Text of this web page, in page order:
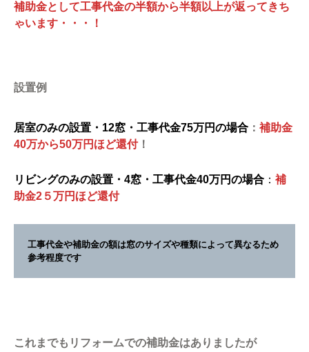
補助金として工事代金の半額から半額以上が返ってきち
ゃいます・・・！
設置例
居室のみの設置・12窓・工事代金75万円の場合 ： 補助金
40万から50万円ほど還付！
リビングのみの設置・4窓・工事代金40万円の場合 ： 補
助金2５万円ほど還付
工事代金や補助金の額は窓のサイズや種類によって異なるため
参考程度です
これまでもリフォームでの補助金はありましたが